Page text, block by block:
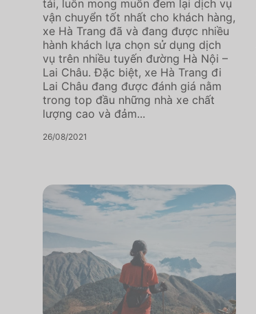
tải, luôn mong muốn đem lại dịch vụ
vận chuyển tốt nhất cho khách hàng,
xe Hà Trang đã và đang được nhiều
hành khách lựa chọn sử dụng dịch
vụ trên nhiều tuyến đường Hà Nội –
Lai Châu. Đặc biệt, xe Hà Trang đi
Lai Châu đang được đánh giá nằm
trong top đầu những nhà xe chất
lượng cao và đảm...
26/08/2021